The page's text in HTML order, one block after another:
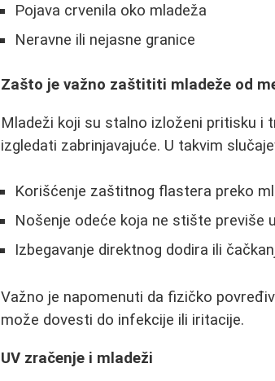
Pojava crvenila oko mladeža
Neravne ili nejasne granice
Zašto je važno zaštititi mladeže od
Mladeži koji su stalno izloženi pritisku i
izgledati zabrinjavajuće. U takvim
Korišćenje zaštitnog flastera preko
Nošenje odeće koja ne stište previše
Izbegavanje direktnog dodira ili
Važno je napomenuti da fizičko
može dovesti do infekcije ili iritacije.
UV zračenje i mladeži